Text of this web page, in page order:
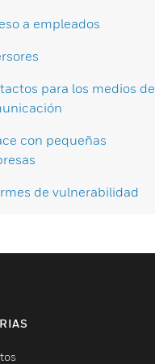
a empleados
para los medios de
con pequeñas
de vulnerabilidad